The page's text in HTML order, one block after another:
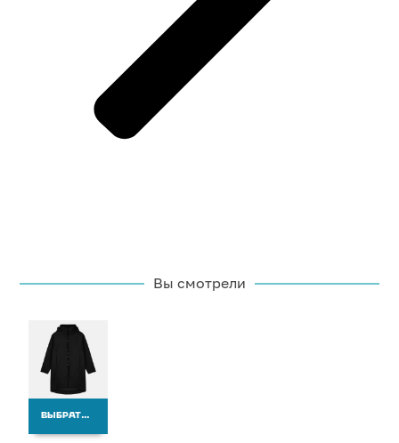
Вы смотрели
ВЫБРАТЬ ВАРИАНТЫ